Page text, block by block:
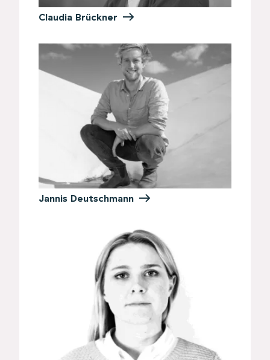
Claudia Brückner
Jannis Deutschmann